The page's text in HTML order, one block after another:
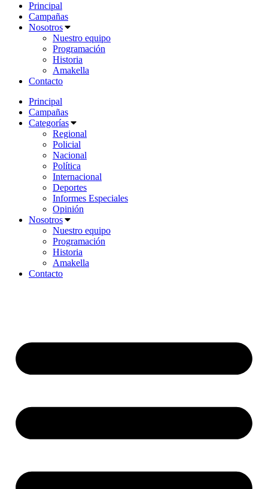
Principal
Campañas
Nosotros
Nuestro equipo
Programación
Historia
Amakella
Contacto
Principal
Campañas
Categorías
Regional
Policial
Nacional
Política
Internacional
Deportes
Informes Especiales
Opinión
Nosotros
Nuestro equipo
Programación
Historia
Amakella
Contacto